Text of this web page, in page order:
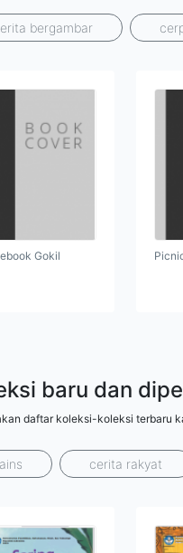
bergambar
Gokil
baru dan
daftar koleksi-koleksi terbaru
cerita rakyat